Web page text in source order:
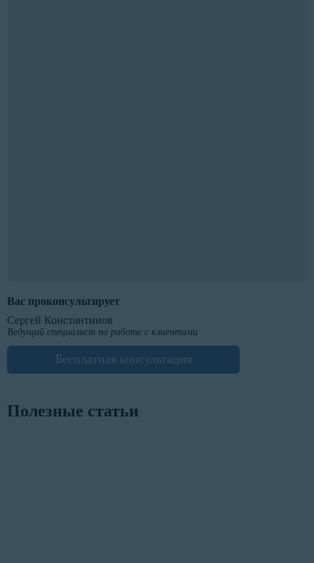
Вас проконсультирует
Сергей Константинов
Ведущий специалист по работе с клиентами
Бесплатная консультация
Полезные статьи